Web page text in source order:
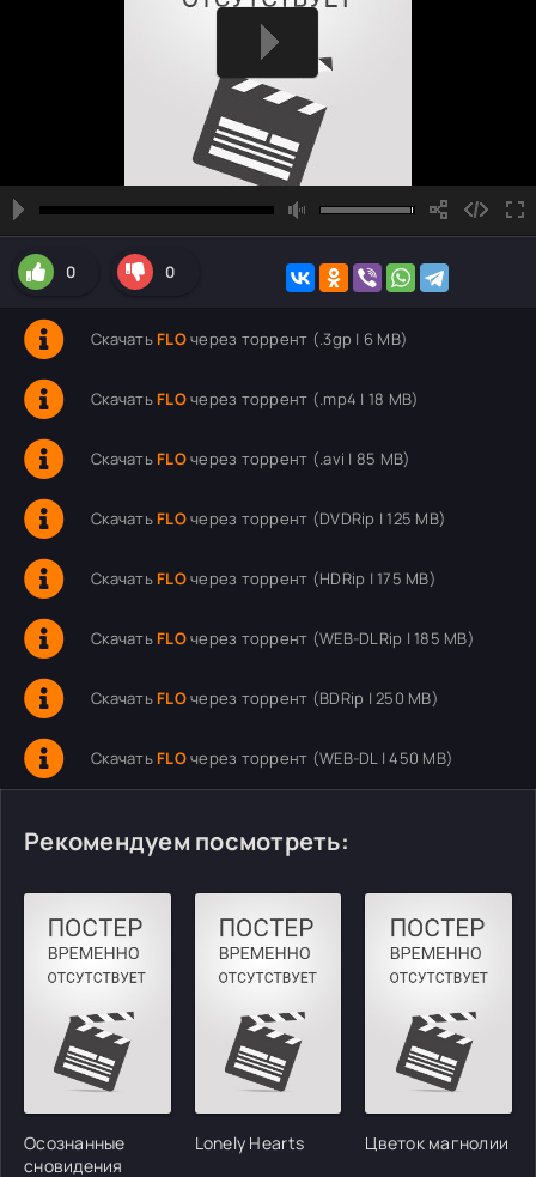
0 0
Скачать FLOчерез торрент (.3gp | 6 MB)
Скачать FLOчерез торрент (.mp4 | 18 MB)
Скачать FLOчерез торрент (.avi | 85 MB)
Скачать FLOчерез торрент (DVDRip | 125 MB)
Скачать FLOчерез торрент (HDRip | 175 MB)
Скачать FLOчерез торрент (WEB-DLRip | 185 MB)
Скачать FLOчерез торрент (BDRip | 250 MB)
Скачать FLOчерез торрент (WEB-DL | 450 MB)
Рекомендуем посмотреть:
Осознанные
сновидения
Lonely Hearts Цветок магнолии